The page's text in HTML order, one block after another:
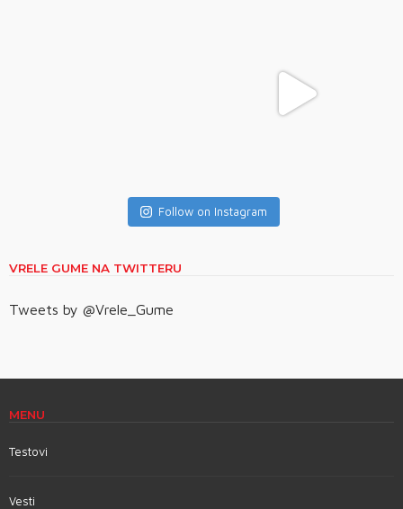
Follow on Instagram
VRELE GUME NA TWITTERU
Tweets by @Vrele_Gume
MENU
Testovi
Vesti